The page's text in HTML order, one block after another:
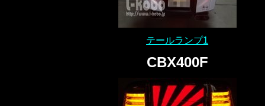
テールランプ1
CBX400F